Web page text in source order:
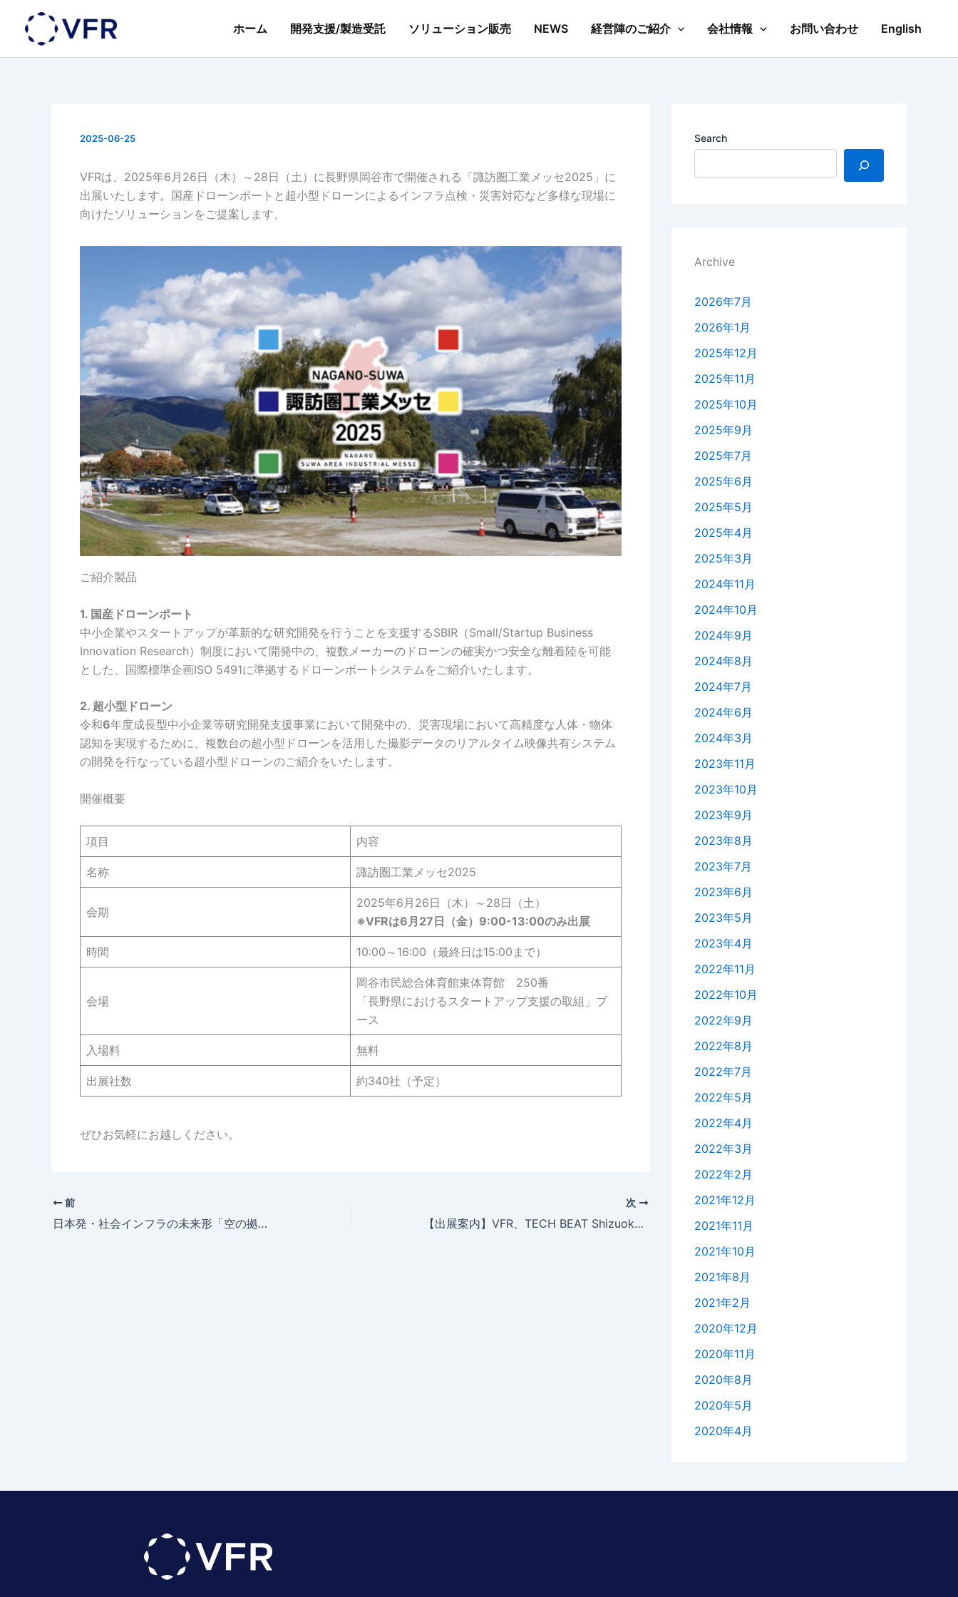
ホーム 開発支援/製造受託 ソリューション販売 NEWS 経営陣のご紹介 会社情報 お問い合わせ English
2025-06-25
VFRは、2025年6月26日（木）～28日（土）に長野県岡谷市で開催される「諏訪圏工業メッセ2025」に
出展いたします。国産ドローンポートと超小型ドローンによるインフラ点検・災害対応など多様な現場に
向けたソリューションをご提案します。
ご紹介製品
1. 国産ドローンポート
中小企業やスタートアップが革新的な研究開発を行うことを支援するSBIR（Small/Startup Business
Innovation Research）制度において開発中の、複数メーカーのドローンの確実かつ安全な離着陸を可能
とした、国際標準企画ISO 5491に準拠するドローンポートシステムをご紹介いたします。
2. 超小型ドローン
令和6年度成長型中小企業等研究開発支援事業において開発中の、災害現場において高精度な人体・物体
認知を実現するために、複数台の超小型ドローンを活用した撮影データのリアルタイム映像共有システム
の開発を行なっている超小型ドローンのご紹介をいたします。
開催概要
項目 内容
名称 諏訪圏工業メッセ2025
会期
2025年6月26日（木）～28日（土）
※VFRは6月27日（金）9:00-13:00のみ出展
時間 10:00～16:00（最終日は15:00まで）
会場
岡谷市民総合体育館東体育館 250番
「長野県におけるスタートアップ支援の取組」ブ
ース
入場料 無料
出展社数 約340社（予定）
ぜひお気軽にお越しください。
前
日本発・社会インフラの未来形「空の拠点」構想が始動
次
【出展案内】VFR、TECH BEAT Shizuoka 2025に出展
Search
Archive
2026年7月
2026年1月
2025年12月
2025年11月
2025年10月
2025年9月
2025年7月
2025年6月
2025年5月
2025年4月
2025年3月
2024年11月
2024年10月
2024年9月
2024年8月
2024年7月
2024年6月
2024年3月
2023年11月
2023年10月
2023年9月
2023年8月
2023年7月
2023年6月
2023年5月
2023年4月
2022年11月
2022年10月
2022年9月
2022年8月
2022年7月
2022年5月
2022年4月
2022年3月
2022年2月
2021年12月
2021年11月
2021年10月
2021年8月
2021年2月
2020年12月
2020年11月
2020年8月
2020年5月
2020年4月